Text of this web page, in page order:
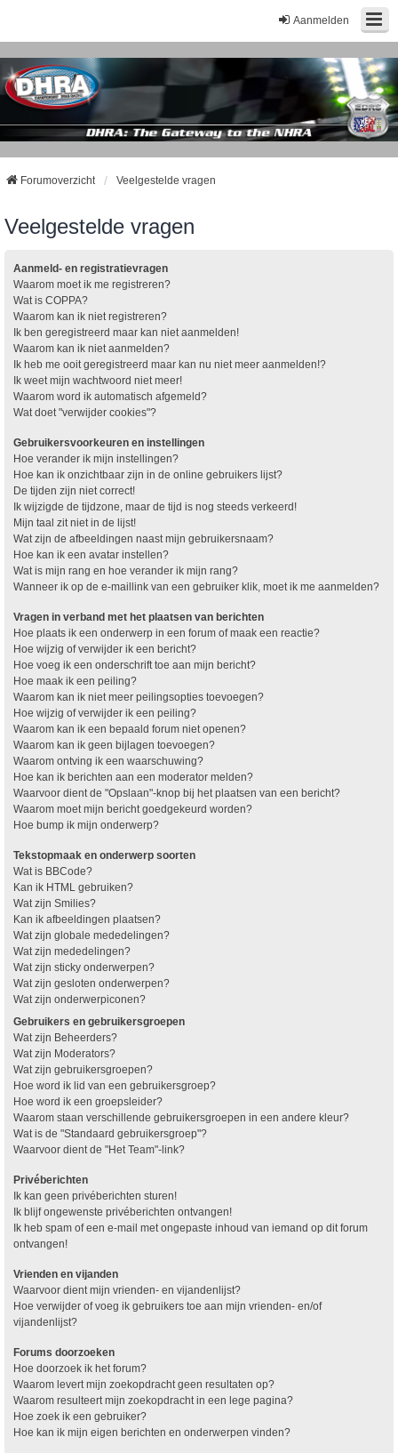
Aanmelden
Forumoverzicht Veelgestelde vragen
Veelgestelde vragen
Aanmeld- en registratievragen
Waarom moet ik me registreren?
Wat is COPPA?
Waarom kan ik niet registreren?
Ik ben geregistreerd maar kan niet aanmelden!
Waarom kan ik niet aanmelden?
Ik heb me ooit geregistreerd maar kan nu niet meer aanmelden!?
Ik weet mijn wachtwoord niet meer!
Waarom word ik automatisch afgemeld?
Wat doet "verwijder cookies"?
Gebruikersvoorkeuren en instellingen
Hoe verander ik mijn instellingen?
Hoe kan ik onzichtbaar zijn in de online gebruikers lijst?
De tijden zijn niet correct!
Ik wijzigde de tijdzone, maar de tijd is nog steeds verkeerd!
Mijn taal zit niet in de lijst!
Wat zijn de afbeeldingen naast mijn gebruikersnaam?
Hoe kan ik een avatar instellen?
Wat is mijn rang en hoe verander ik mijn rang?
Wanneer ik op de e-maillink van een gebruiker klik, moet ik me aanmelden?
Vragen in verband met het plaatsen van berichten
Hoe plaats ik een onderwerp in een forum of maak een reactie?
Hoe wijzig of verwijder ik een bericht?
Hoe voeg ik een onderschrift toe aan mijn bericht?
Hoe maak ik een peiling?
Waarom kan ik niet meer peilingsopties toevoegen?
Hoe wijzig of verwijder ik een peiling?
Waarom kan ik een bepaald forum niet openen?
Waarom kan ik geen bijlagen toevoegen?
Waarom ontving ik een waarschuwing?
Hoe kan ik berichten aan een moderator melden?
Waarvoor dient de "Opslaan"-knop bij het plaatsen van een bericht?
Waarom moet mijn bericht goedgekeurd worden?
Hoe bump ik mijn onderwerp?
Tekstopmaak en onderwerp soorten
Wat is BBCode?
Kan ik HTML gebruiken?
Wat zijn Smilies?
Kan ik afbeeldingen plaatsen?
Wat zijn globale mededelingen?
Wat zijn mededelingen?
Wat zijn sticky onderwerpen?
Wat zijn gesloten onderwerpen?
Wat zijn onderwerpiconen?
Gebruikers en gebruikersgroepen
Wat zijn Beheerders?
Wat zijn Moderators?
Wat zijn gebruikersgroepen?
Hoe word ik lid van een gebruikersgroep?
Hoe word ik een groepsleider?
Waarom staan verschillende gebruikersgroepen in een andere kleur?
Wat is de "Standaard gebruikersgroep"?
Waarvoor dient de "Het Team"-link?
Privéberichten
Ik kan geen privéberichten sturen!
Ik blijf ongewenste privéberichten ontvangen!
Ik heb spam of een e-mail met ongepaste inhoud van iemand op dit forum
ontvangen!
Vrienden en vijanden
Waarvoor dient mijn vrienden- en vijandenlijst?
Hoe verwijder of voeg ik gebruikers toe aan mijn vrienden- en/of
vijandenlijst?
Forums doorzoeken
Hoe doorzoek ik het forum?
Waarom levert mijn zoekopdracht geen resultaten op?
Waarom resulteert mijn zoekopdracht in een lege pagina?
Hoe zoek ik een gebruiker?
Hoe kan ik mijn eigen berichten en onderwerpen vinden?